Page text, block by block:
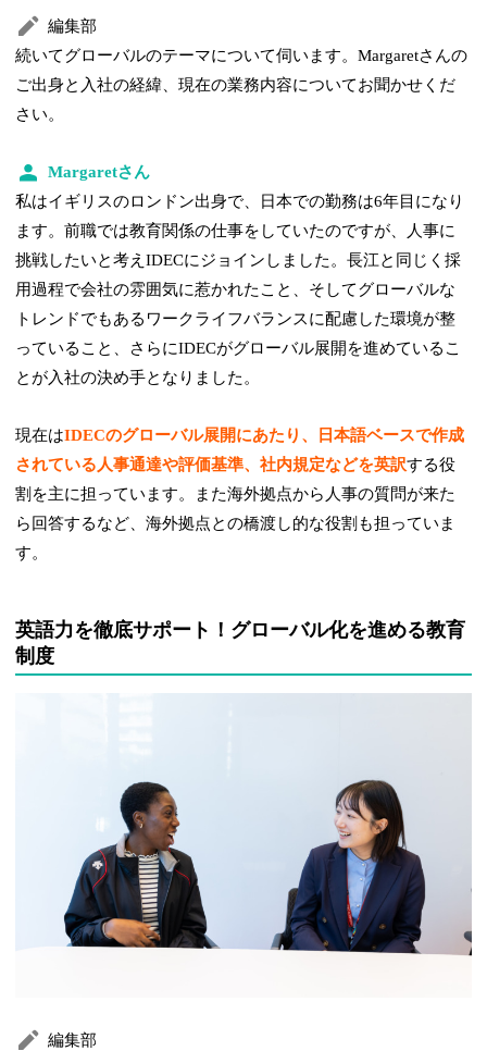
編集部
続いてグローバルのテーマについて伺います。Margaretさんの
ご出身と入社の経緯、現在の業務内容についてお聞かせくだ
さい。
Margaretさん
私はイギリスのロンドン出身で、日本での勤務は6年目になり
ます。前職では教育関係の仕事をしていたのですが、人事に
挑戦したいと考えIDECにジョインしました。長江と同じく採
用過程で会社の雰囲気に惹かれたこと、そしてグローバルな
トレンドでもあるワークライフバランスに配慮した環境が整
っていること、さらにIDECがグローバル展開を進めているこ
とが入社の決め手となりました。
現在はIDECのグローバル展開にあたり、日本語ベースで作成
されている人事通達や評価基準、社内規定などを英訳する役
割を主に担っています。また海外拠点から人事の質問が来た
ら回答するなど、海外拠点との橋渡し的な役割も担っていま
す。
英語力を徹底サポート！グローバル化を進める教育
制度
編集部